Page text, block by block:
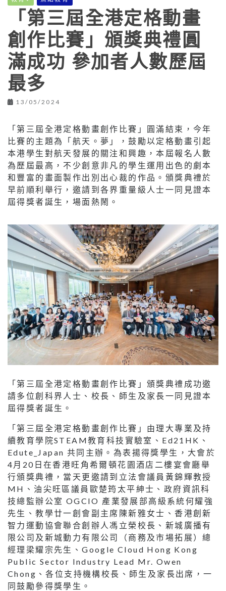
「第三屆全港定格動畫
創作比賽」頒獎典禮圓
滿成功 參加者人數歷屆
最多
13/05/2024
「第三屆全港定格動畫創作比賽」圓滿結束，今年
比賽的主題為「航天。夢」，鼓勵以定格動畫引起
本港學生對航天發展的關注和興趣，本屆報名人數
為歷屆最高，不少創意非凡的學生運用出色的劇本
和豐富的畫面製作出別出心裁的作品。頒獎典禮於
早前順利舉行，邀請到各界重量級人士一同見證本
屆得獎者誕生，場面熱鬧。
「第三屆全港定格動畫創作比賽」頒獎典禮成功邀
請多位創科界人士、校長、師生及家長一同見證本
屆得獎者誕生。
「第三屆全港定格動畫創作比賽」由理大專業及持
續教育學院STEAM教育科技實驗室、Ed21HK、
Edute_Japan 共同主辦。為表揚得獎學生，大會於
4月20日在香港旺角希爾頓花園酒店二樓宴會廳舉
行頒獎典禮，當天更邀請到立法會議員黃錦輝教授
MH、油尖旺區議員歐楚筠太平紳士、政府資訊科
技總監辦公室 OGCIO 產業發展部高級系統何耀強
先生、教學廿一創會副主席陳新雅女士、香港創新
智力運動協會聯合創辦人馮立榮校長、新城廣播有
限公司及新城動力有限公司（商務及市場拓展）總
經理梁耀宗先生、Google Cloud Hong Kong
Public Sector Industry Lead Mr. Owen
Chong、各位支持機構校長、師生及家長出席，一
同鼓勵參得獎學生。